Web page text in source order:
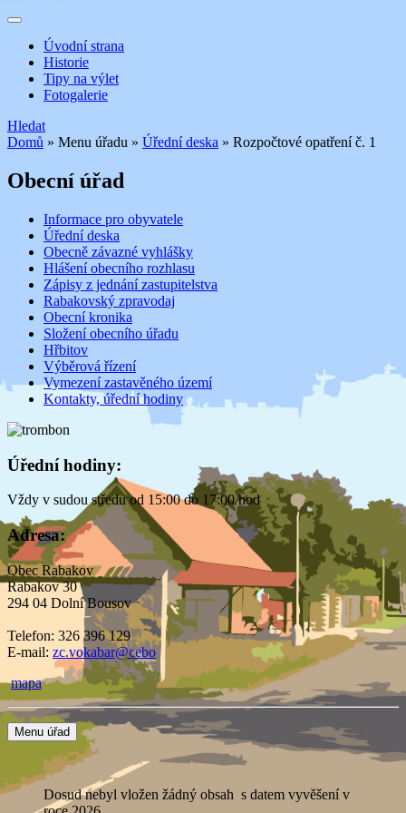
Úvodní strana
Historie
Tipy na výlet
Fotogalerie
Hledat
Domů » Menu úřadu » Úřední deska » Rozpočtové opatření č. 1
Obecní úřad
Informace pro obyvatele
Úřední deska
Obecně závazné vyhlášky
Hlášení obecního rozhlasu
Zápisy z jednání zastupitelstva
Rabakovský zpravodaj
Obecní kronika
Složení obecního úřadu
Hřbitov
Výběrová řízení
Vymezení zastavěného území
Kontakty, úřední hodiny
Úřední hodiny:
Vždy v sudou středu od 15:00 do 17:00 hod
Adresa:
Obec Rabakov
Rabakov 30
294 04 Dolní Bousov
Telefon: 326 396 129
E-mail: zc.vokabar@cebo
mapa
Menu úřad
Dosud nebyl vložen žádný obsah s datem vyvěšení v